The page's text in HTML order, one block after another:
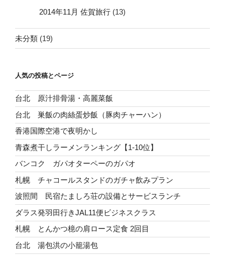
2014年11月 佐賀旅行 (13)
未分類 (19)
人気の投稿とページ
台北 原汁排骨湯・高麗菜飯
台北 巣飯の肉絲蛋炒飯（豚肉チャーハン）
香港国際空港で夜明かし
青森煮干しラーメンランキング【1-10位】
バンコク ガパオターペーのガパオ
札幌 チャコールスタンドのガチャ飲みプラン
波照間 民宿たましろ荘の設備とサービスランチ
ダラス発羽田行きJAL11便ビジネスクラス
札幌 とんかつ檍の肩ロース定食 2回目
台北 湯包洪の小籠湯包